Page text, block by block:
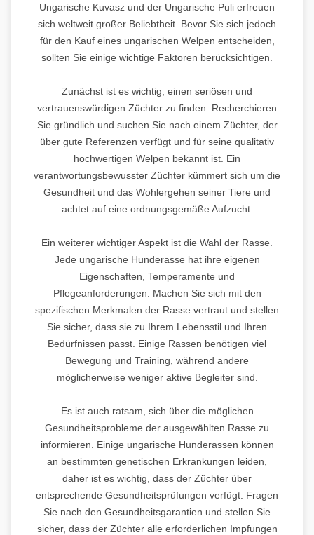
Ungarische Kuvasz und der Ungarische Puli erfreuen
sich weltweit großer Beliebtheit. Bevor Sie sich jedoch
für den Kauf eines ungarischen Welpen entscheiden,
sollten Sie einige wichtige Faktoren berücksichtigen.
Zunächst ist es wichtig, einen seriösen und
vertrauenswürdigen Züchter zu finden. Recherchieren
Sie gründlich und suchen Sie nach einem Züchter, der
über gute Referenzen verfügt und für seine qualitativ
hochwertigen Welpen bekannt ist. Ein
verantwortungsbewusster Züchter kümmert sich um die
Gesundheit und das Wohlergehen seiner Tiere und
achtet auf eine ordnungsgemäße Aufzucht.
Ein weiterer wichtiger Aspekt ist die Wahl der Rasse.
Jede ungarische Hunderasse hat ihre eigenen
Eigenschaften, Temperamente und
Pflegeanforderungen. Machen Sie sich mit den
spezifischen Merkmalen der Rasse vertraut und stellen
Sie sicher, dass sie zu Ihrem Lebensstil und Ihren
Bedürfnissen passt. Einige Rassen benötigen viel
Bewegung und Training, während andere
möglicherweise weniger aktive Begleiter sind.
Es ist auch ratsam, sich über die möglichen
Gesundheitsprobleme der ausgewählten Rasse zu
informieren. Einige ungarische Hunderassen können
an bestimmten genetischen Erkrankungen leiden,
daher ist es wichtig, dass der Züchter über
entsprechende Gesundheitsprüfungen verfügt. Fragen
Sie nach den Gesundheitsgarantien und stellen Sie
sicher, dass der Züchter alle erforderlichen Impfungen